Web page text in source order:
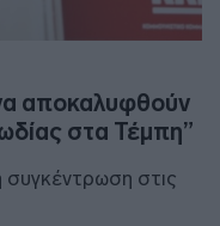
αποκαλυφθούν
στα Τέμπη”
στις